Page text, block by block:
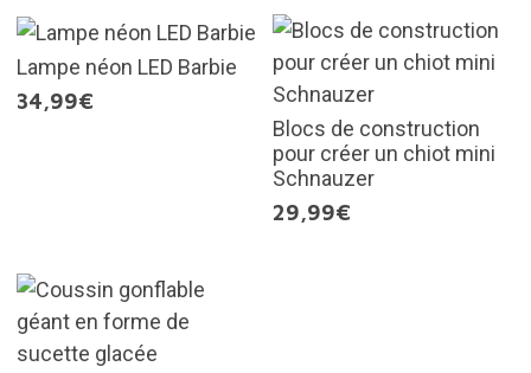
Lampe néon LED Barbie
34,99€
Blocs de construction
pour créer un chiot mini
Schnauzer
29,99€